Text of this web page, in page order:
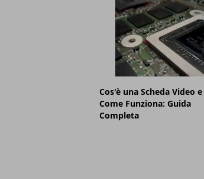
Cos'è una Scheda Video e
Come Funziona: Guida
Completa